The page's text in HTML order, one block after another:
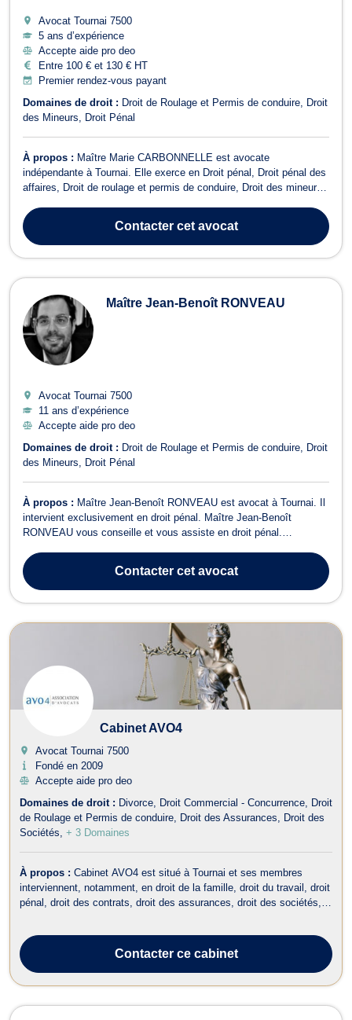
Avocat Tournai 7500
5 ans d’expérience
Accepte aide pro deo
Entre 100 € et 130 € HT
Premier rendez-vous payant
Domaines de droit : Droit de Roulage et Permis de conduire
Droit
des Mineurs
Droit Pénal
À propos : Maître Marie CARBONNELLE est avocate
indépendante à Tournai. Elle exerce en Droit pénal, Droit pénal des
affaires, Droit de roulage et permis de conduire, Droit des mineurs
clients avec une approche humaine, rigoureuse et engagée. Maître
CARBONNELLE intervient...
Contactercet avocat
Maître Jean-Benoît RONVEAU
Avocat Tournai 7500
11 ans d’expérience
Accepte aide pro deo
Domaines de droit : Droit de Roulage et Permis de conduire
Droit
des Mineurs
Droit Pénal
À propos : Maître Jean-Benoît RONVEAU est avocat à Tournai. Il
intervient exclusivement en droit pénal. Maître Jean-Benoît
RONVEAU vous conseille et vous assiste en droit pénal.
appelé à comparaître devant le Tribunal de Police, la Chambre du
Tribunal de Première Insta...
Contactercet avocat
Cabinet AVO4
Avocat Tournai 7500
Fondé en 2009
Accepte aide pro deo
Domaines de droit : Divorce Droit Commercial - Concurrence
Droit
de Roulage et Permis de conduire
Droit des Assurances
Droit des
Sociétés + 3 Domaines
À propos : Cabinet AVO4 est situé à Tournai et ses membres
interviennent, notamment, en droit de la famille, droit du travail, droit
pénal, droit des contrats, droit des assurances, droit des sociétés,
Contacterce cabinet